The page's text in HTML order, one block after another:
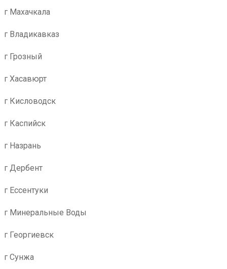
г Махачкала
г Владикавказ
г Грозный
г Хасавюрт
г Кисловодск
г Каспийск
г Назрань
г Дербент
г Ессентуки
г Минеральные Воды
г Георгиевск
г Сунжа